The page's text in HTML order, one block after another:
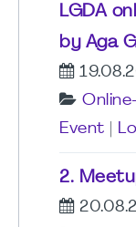
LGDA
by Aga
Event
2.